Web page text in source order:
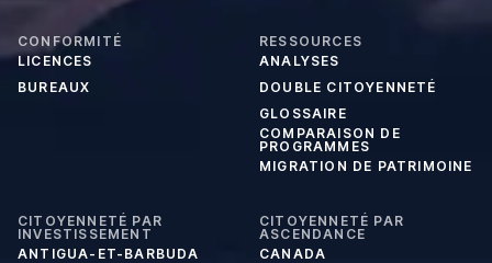
CONFORMITÉ
LICENCES
BUREAUX
RESSOURCES
ANALYSES
DOUBLE CITOYENNETÉ
GLOSSAIRE
COMPARAISON DE
PROGRAMMES
MIGRATION DE PATRIMOINE
CITOYENNETÉ PAR
INVESTISSEMENT
ANTIGUA-ET-BARBUDA
CITOYENNETÉ PAR
ASCENDANCE
CANADA